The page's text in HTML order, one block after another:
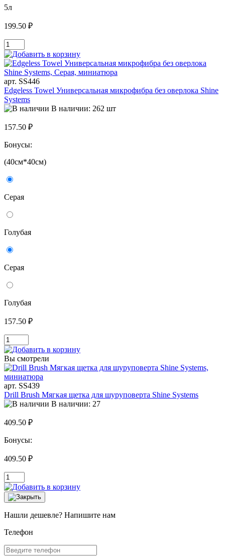
5л
199.50 ₽
арт. SS446
Edgeless Towel Универсальная микрофибра без оверлока Shine
Systems
В наличии: 262 шт
157.50 ₽
Бонусы:
(40см*40см)
Серая
Голубая
Серая
Голубая
157.50 ₽
Вы смотрели
арт. SS439
Drill Brush Мягкая щетка для шуруповерта Shine Systems
В наличии: 27
409.50 ₽
Бонусы:
409.50 ₽
Нашли дешевле? Напишите нам
Телефон